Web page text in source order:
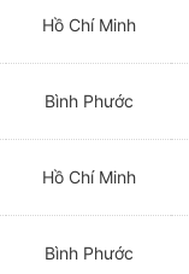
Hồ Chí Minh
Bình Phước
Hồ Chí Minh
Bình Phước